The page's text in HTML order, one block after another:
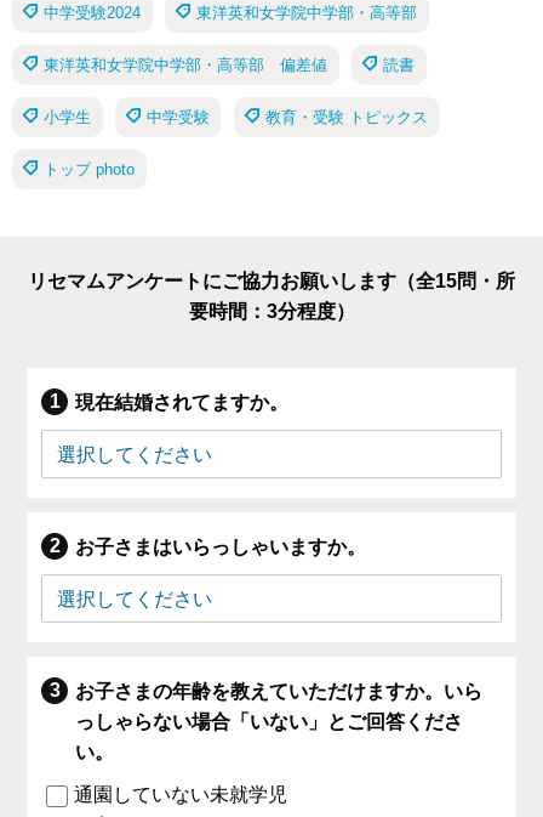
中学受験2024 東洋英和女学院中学部・高等部
東洋英和女学院中学部・高等部 偏差値 読書
小学生 中学受験 教育・受験 トピックス
トップ photo
リセマムアンケートにご協力お願いします（全15問・所
要時間：3分程度）
現在結婚されてますか。
お子さまはいらっしゃいますか。
お子さまの年齢を教えていただけますか。いら
っしゃらない場合「いない」とご回答くださ
い。
通園していない未就学児